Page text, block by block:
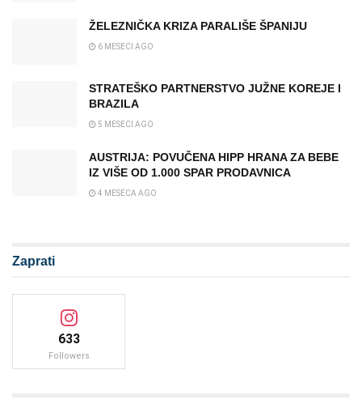
ŽELEZNIČKA KRIZA PARALIŠE ŠPANIJU
6 MESECI AGO
STRATEŠKO PARTNERSTVO JUŽNE KOREJE I
BRAZILA
5 MESECI AGO
AUSTRIJA: POVUČENA HIPP HRANA ZA BEBE
IZ VIŠE OD 1.000 SPAR PRODAVNICA
4 MESECA AGO
Zaprati
633
Followers